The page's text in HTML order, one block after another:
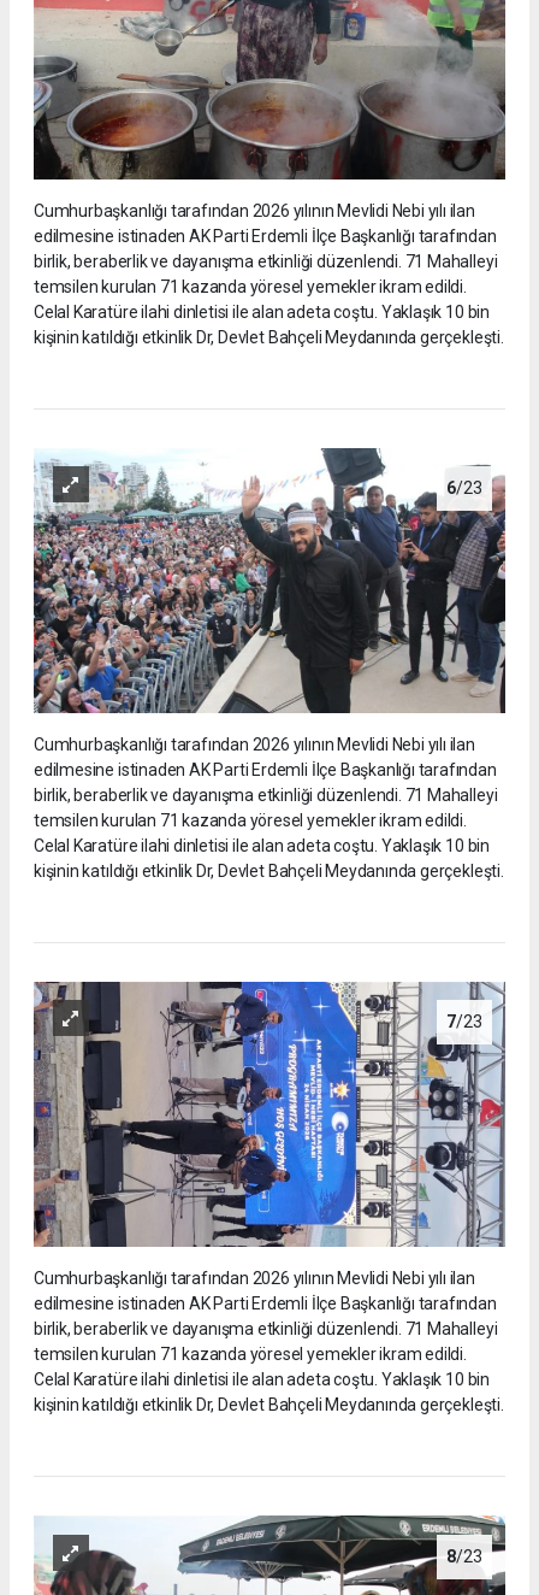
Cumhurbaşkanlığı tarafından 2026 yılının Mevlidi Nebi yılı ilan
edilmesine istinaden AK Parti Erdemli İlçe Başkanlığı tarafından
birlik, beraberlik ve dayanışma etkinliği düzenlendi. 71 Mahalleyi
temsilen kurulan 71 kazanda yöresel yemekler ikram edildi.
Celal Karatüre ilahi dinletisi ile alan adeta coştu. Yaklaşık 10 bin
kişinin katıldığı etkinlik Dr, Devlet Bahçeli Meydanında gerçekleşti.
6/23
Cumhurbaşkanlığı tarafından 2026 yılının Mevlidi Nebi yılı ilan
edilmesine istinaden AK Parti Erdemli İlçe Başkanlığı tarafından
birlik, beraberlik ve dayanışma etkinliği düzenlendi. 71 Mahalleyi
temsilen kurulan 71 kazanda yöresel yemekler ikram edildi.
Celal Karatüre ilahi dinletisi ile alan adeta coştu. Yaklaşık 10 bin
kişinin katıldığı etkinlik Dr, Devlet Bahçeli Meydanında gerçekleşti.
7/23
Cumhurbaşkanlığı tarafından 2026 yılının Mevlidi Nebi yılı ilan
edilmesine istinaden AK Parti Erdemli İlçe Başkanlığı tarafından
birlik, beraberlik ve dayanışma etkinliği düzenlendi. 71 Mahalleyi
temsilen kurulan 71 kazanda yöresel yemekler ikram edildi.
Celal Karatüre ilahi dinletisi ile alan adeta coştu. Yaklaşık 10 bin
kişinin katıldığı etkinlik Dr, Devlet Bahçeli Meydanında gerçekleşti.
8/23